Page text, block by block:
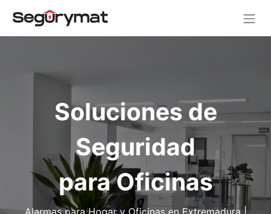
Soluciones de
Seguridad
para Oficinas
Alarmas para Hogar y Oficinas en Extremadura |